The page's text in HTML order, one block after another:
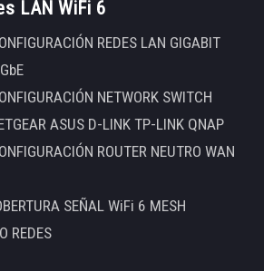
LAN WiFi 6
REDES LAN GIGABIT
NETWORK SWITCH
ASUS D-LINK TP-LINK QNAP
ROUTER NEUTRO WAN
SEÑAL WiFi 6 MESH
REDES